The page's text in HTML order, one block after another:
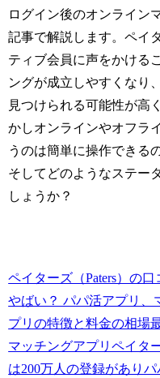
ログイン後のオンライン
記事で解説します。ペイ
ティブ会員に声をかける
ングが成立しやすくなり
見つけられる可能性が高
かしオンラインやオフラ
うのは簡単に操作できる
そしてどのようなステー
しょうか？
ペイターズ（Paters）の
やばい？ パパ活アプリ、
プリの特徴と料金の相場
マッチングアプリペイター
は200万人の登録があり